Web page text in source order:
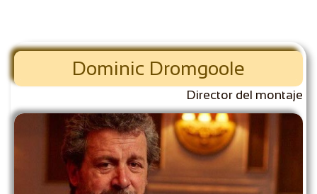
Dominic Dromgoole
Director del montaje